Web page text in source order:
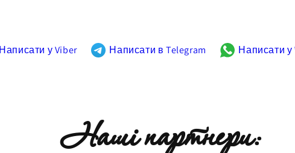
Написати у Viber Написати в Telegram Написати у
Наші партнери: